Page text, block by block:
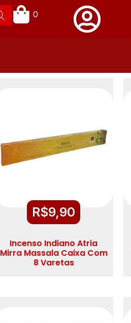
0
R$9,90
Incenso Indiano Atria
Mirra Massala Caixa Com
8 Varetas